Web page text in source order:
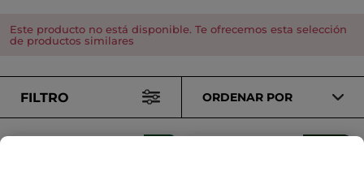
Este producto no está disponible. Te ofrecemos esta selección
de productos similares
FILTRO ORDENAR POR